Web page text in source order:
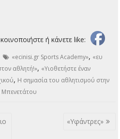
ή κάνετε like:
«ecinisi.gr Sports Academy», «ευ
αθλητή!», «Υιοθετήστε έναν
, Η σημασία του αθλητισμού στην
Μπενετάτου
«Υφάντρες»